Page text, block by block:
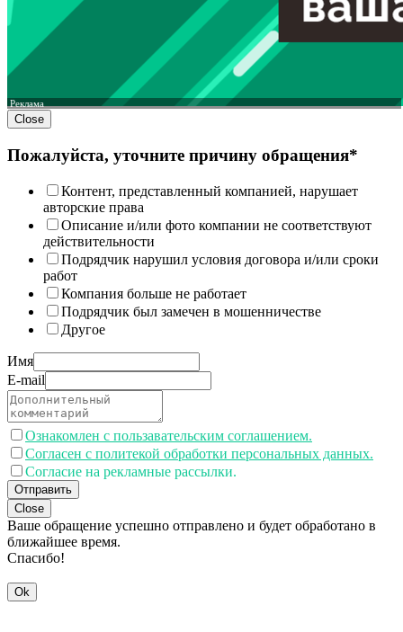
Реклама
Close
Пожалуйста, уточните причину обращения*
Контент, представленный компанией, нарушает
авторские права
Описание и/или фото компании не соответствуют
действительности
Подрядчик нарушил условия договора и/или сроки
работ
Компания больше не работает
Подрядчик был замечен в мошенничестве
Другое
Имя
E-mail
Ознакомлен с пользавательским соглашением.
Согласен с политекой обработки персональных данных.
Согласие на рекламные рассылки.
Отправить
Close
Ваше обращение успешно отправлено и будет обработано в
ближайшее время.
Спасибо!
Ok